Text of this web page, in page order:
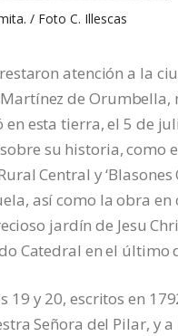
/ Foto C. Illescas
atención a la
de Orumbella,
esta tierra, el 5 de
su historia, como
Central y
así como la obra
jardín de Jesu
Catedral en el último
y 20, escritos en
Señora del Pilar, y a